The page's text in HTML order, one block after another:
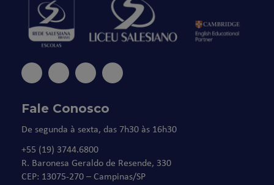
Fale Conosco
De segunda à sexta, das 7h30 às 16h30
+55 (19) 3744.6800
R. Baronesa Geraldo de Resende, 330
CEP: 13075-270 – Campinas/SP